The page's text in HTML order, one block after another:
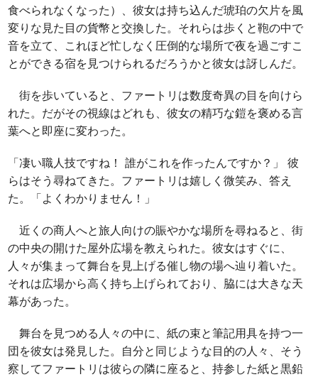
食べられなくなった）、彼女は持ち込んだ琥珀の欠片を風
変りな見た目の貨幣と交換した。それらは歩くと鞄の中で
音を立て、これほど忙しなく圧倒的な場所で夜を過ごすこ
とができる宿を見つけられるだろうかと彼女は訝しんだ。
街を歩いていると、ファートリは数度奇異の目を向けら
れた。だがその視線はどれも、彼女の精巧な鎧を褒める言
葉へと即座に変わった。
「凄い職人技ですね！ 誰がこれを作ったんですか？」 彼
らはそう尋ねてきた。ファートリは嬉しく微笑み、答え
た。「よくわかりません！」
近くの商人へと旅人向けの賑やかな場所を尋ねると、街
の中央の開けた屋外広場を教えられた。彼女はすぐに、
人々が集まって舞台を見上げる催し物の場へ辿り着いた。
それは広場から高く持ち上げられており、脇には大きな天
幕があった。
舞台を見つめる人々の中に、紙の束と筆記用具を持つ一
団を彼女は発見した。自分と同じような目的の人々、そう
察してファートリは彼らの隣に座ると、持参した紙と黒鉛